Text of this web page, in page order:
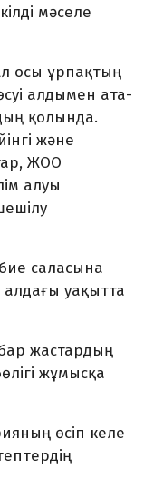
мәселе
Ал осы ұрпақтың
алдымен ата-
қолында.
және
ЖОО
алуы
саласына
уақытта
бар жастардың
жұмысқа
өсіп келе